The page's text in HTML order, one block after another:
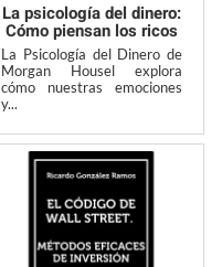
La psicología del dinero:
Cómo piensan los ricos
La Psicología del Dinero de
Morgan Housel explora
cómo nuestras emociones
y...